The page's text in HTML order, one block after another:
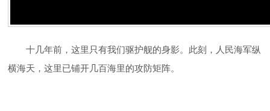
十几年前，这里只有我们驱护舰的身影。此刻，人民海军纵
横海天，这里已铺开几百海里的攻防矩阵。